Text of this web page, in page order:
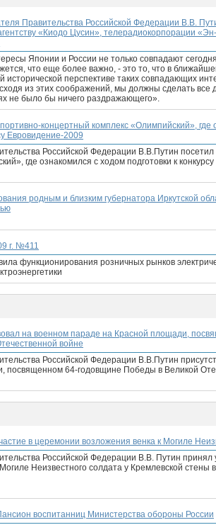
Правительства Российской Федерации В.В.
«Киодо Цусин», телерадиокорпорации
Японии и России не только совпадают
что еще более важно, - это то, что в
исторической перспективе таких совпадающих
из этих соображений, мы должны сделать все
не было бы ничего раздражающего».
концертный комплекс «Олимпийский», где
Евровидение-2009
Российской Федерации В.В.Путин
где ознакомился с ходом подготовки к
родным и близким губернатора Иркутской
г. №411
функционирования розничных рынков
на военном параде на Красной площади,
войне
Российской Федерации В.В.Путин
посвященном 64-годовщине Победы в Великой
в церемонии возложения венка к Могиле
Российской Федерации В.В. Путин принял
Неизвестного солдата у Кремлевской стены
воспитанниц Министерства обороны России